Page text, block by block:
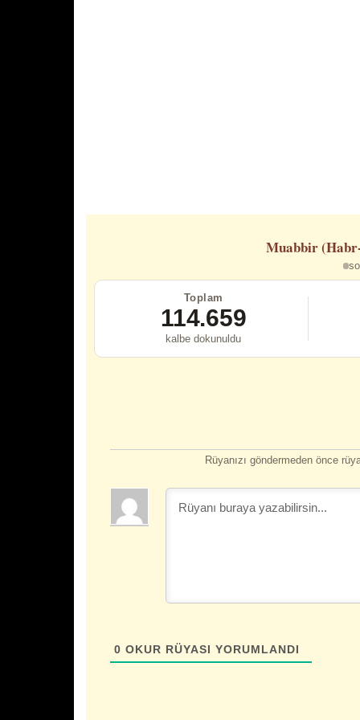
Muabbir
Toplam
114.659
kalbe dokunuldu
Rüyanızı göndermeden önce
0 OKUR RÜYASI YORUMLANDI